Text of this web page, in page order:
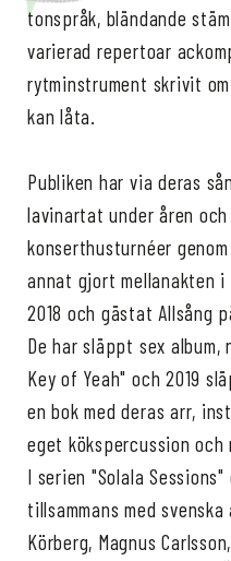
tonspråk, bländande
varierad repertoar
rytminstrument skrivit
kan låta.
Publiken har via deras
lavinartat under åren
konserthusturnéer
annat gjort mellanakten
2018 och gästat Allsång
De har släppt sex album,
Key of Yeah" och 2019
en bok med deras arr,
eget kökspercussion och
I serien "Solala
tillsammans med
Körberg, Magnus